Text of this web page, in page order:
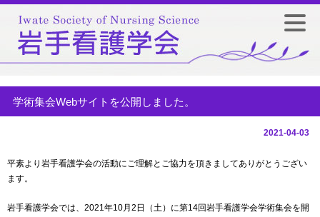
学術集会Webサイトを公開しました。
2021-04-03
平素より岩手看護学会の活動にご理解とご協力を頂きましてありがとうござい
ます。
岩手看護学会では、2021年10月2日（土）に第14回岩手看護学会学術集会を開